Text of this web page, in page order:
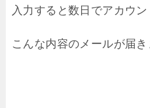
入力すると数日でアカウ
こんな内容のメールが届き